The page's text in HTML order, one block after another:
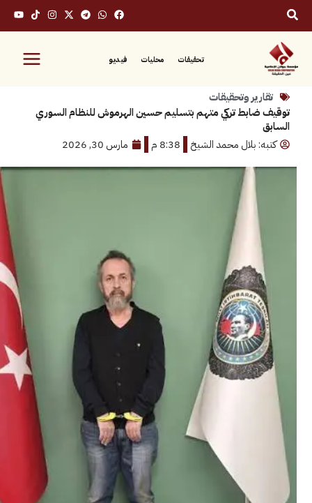
محليات فيديو
وتحقيقات
تركي متهم بتسليم حسين الهرموش للنظام السوري
بلال محمد الشيخ 8:38 م مارس 30, 2026